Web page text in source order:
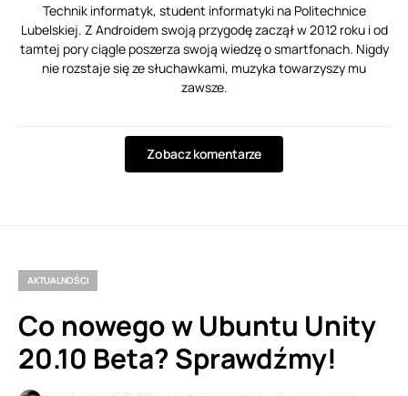
Technik informatyk, student informatyki na Politechnice
Lubelskiej. Z Androidem swoją przygodę zaczął w 2012 roku i od
tamtej pory ciągle poszerza swoją wiedzę o smartfonach. Nigdy
nie rozstaje się ze słuchawkami, muzyka towarzyszy mu
zawsze.
Zobacz komentarze
AKTUALNOŚCI
Co nowego w Ubuntu Unity
20.10 Beta? Sprawdźmy!